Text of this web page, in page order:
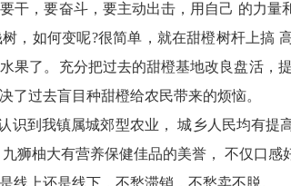
干，要奋斗，要主动出击，用自己 的力量
，如何变呢?很简单，就在甜橙树杆上搞
果了。充分把过去的甜橙基地改良盘活，
了过去盲目种甜橙给农民带来的烦恼。
到我镇属城郊型农业， 城乡人民均有提
狮柚大有营养保健佳品的美誉， 不仅口感